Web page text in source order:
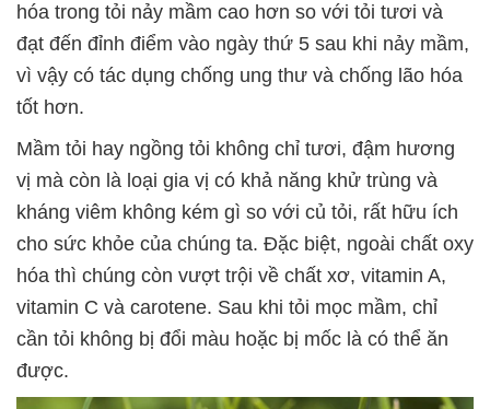
hóa trong tỏi nảy mầm cao hơn so với tỏi tươi và
đạt đến đỉnh điểm vào ngày thứ 5 sau khi nảy mầm,
vì vậy có tác dụng chống ung thư và chống lão hóa
tốt hơn.
Mầm tỏi hay ngồng tỏi không chỉ tươi, đậm hương
vị mà còn là loại gia vị có khả năng khử trùng và
kháng viêm không kém gì so với củ tỏi, rất hữu ích
cho sức khỏe của chúng ta. Đặc biệt, ngoài chất oxy
hóa thì chúng còn vượt trội về chất xơ, vitamin A,
vitamin C và carotene. Sau khi tỏi mọc mầm, chỉ
cần tỏi không bị đổi màu hoặc bị mốc là có thể ăn
được.